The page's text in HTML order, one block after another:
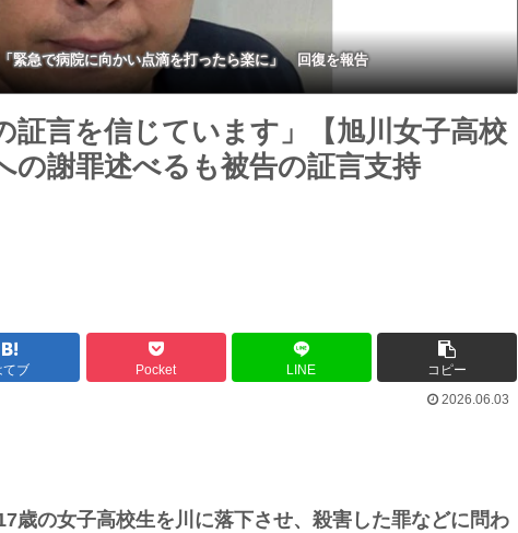
緊急で病院に向かい点滴を打ったら楽に」 回復を報告
証言を信じています」【旭川女子高校
の謝罪述べるも被告の証言支持
てブ Pocket LINE
コピー
2026.06.03
歳の女子高校生を川に落下させ、殺害した罪などに問わ